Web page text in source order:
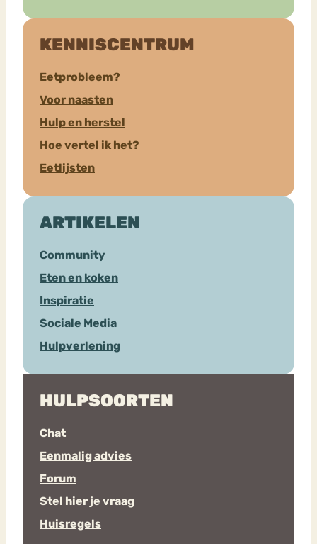
KENNISCENTRUM
Eetprobleem?
Voor naasten
Hulp en herstel
Hoe vertel ik het?
Eetlijsten
ARTIKELEN
Community
Eten en koken
Inspiratie
Sociale Media
Hulpverlening
HULPSOORTEN
Chat
Eenmalig advies
Forum
Stel hier je vraag
Huisregels